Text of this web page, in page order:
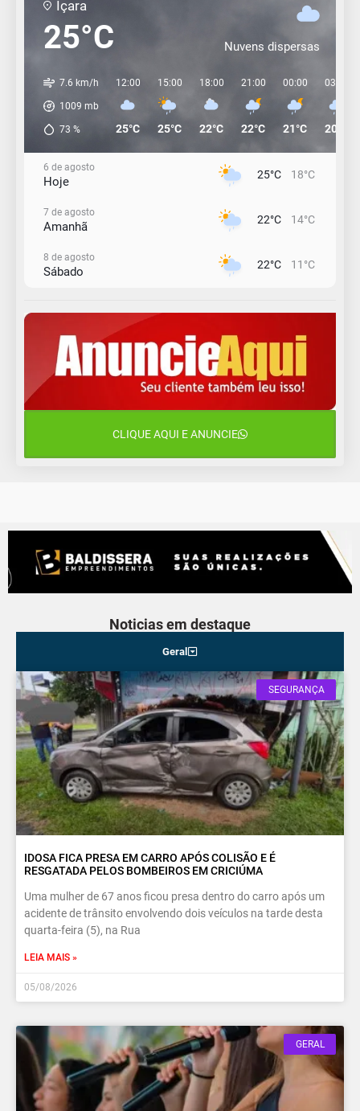
Içara
25°C Nuvens dispersas
7.6 km/h
1009 mb
73 %
12:00
25°C
15:00
25°C
18:00
22°C
21:00
22°C
00:00
21°C
03:00
20°C
6 de agosto
Hoje 25°C 18°C
7 de agosto
Amanhã 22°C 14°C
8 de agosto
Sábado 22°C 11°C
Domingo
10 de agosto
Segunda-Feira
CLIQUE AQUI E ANUNCIE
Noticias em destaque
Geral
SEGURANÇA
IDOSA FICA PRESA EM CARRO APÓS COLISÃO E É
RESGATADA PELOS BOMBEIROS EM CRICIÚMA
Uma mulher de 67 anos ficou presa dentro do carro após um
acidente de trânsito envolvendo dois veículos na tarde desta
quarta-feira (5), na Rua
LEIA MAIS »
05/08/2026
GERAL